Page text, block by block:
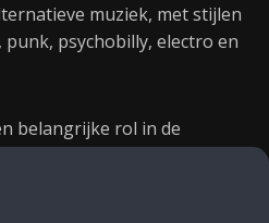
muziek, met stijlen
psychobilly, electro en
belangrijke rol in de